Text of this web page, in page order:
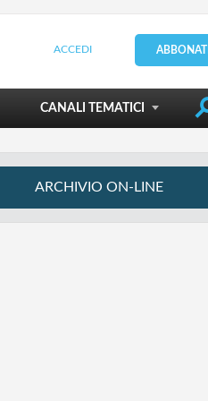
ACCEDI ABBONATI
DIRIGERE LA SCUOLA
CANALI TEMATICI
ARCHIVIO ON-LINE